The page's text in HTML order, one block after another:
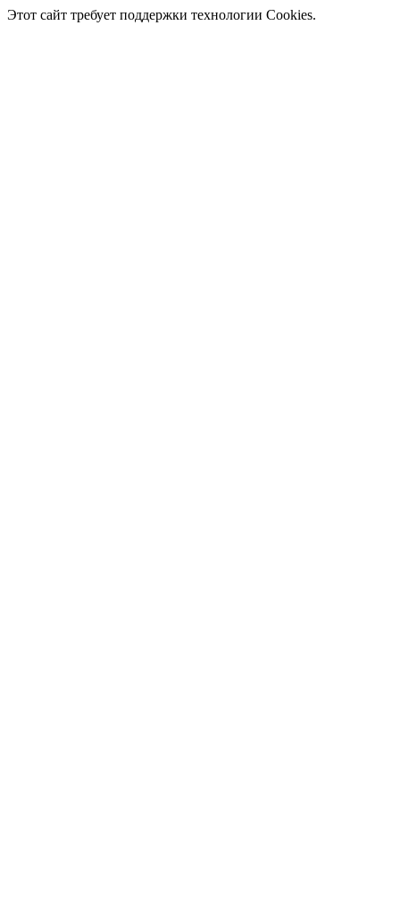
Этот сайт требует поддержки технологии Cookies.